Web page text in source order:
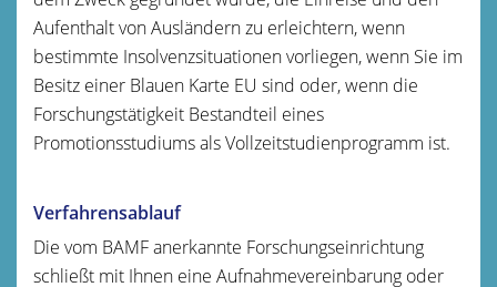
Aufenthalt von Ausländern zu erleichtern, wenn
bestimmte Insolvenzsituationen vorliegen, wenn Sie im
Besitz einer Blauen Karte EU sind oder, wenn die
Forschungstätigkeit Bestandteil eines
Promotionsstudiums als Vollzeitstudienprogramm ist.
Verfahrensablauf
Die vom BAMF anerkannte Forschungseinrichtung
schließt mit Ihnen eine Aufnahmevereinbarung oder